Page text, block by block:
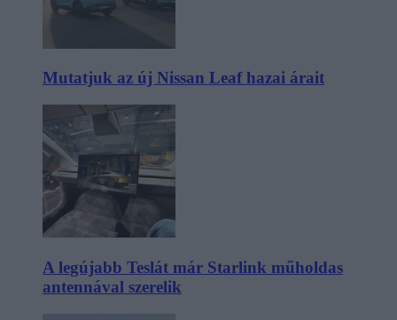
Mutatjuk az új Nissan Leaf hazai árait
A legújabb Teslát már Starlink műholdas
antennával szerelik